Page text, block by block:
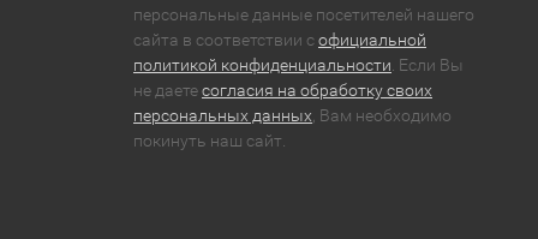
персональные данные посетителей нашего
сайта в соответствии софициальной
политикой конфиденциальности . Если Вы
не даетесогласия на обработку своих
персональных данных , Вам необходимо
покинуть наш сайт.